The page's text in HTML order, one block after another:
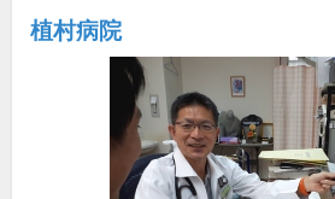
植村病院